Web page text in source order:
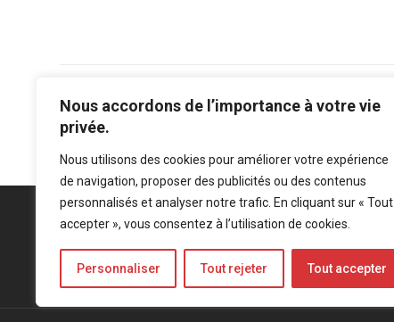
Nous accordons de l’importance à votre vie
privée.
Nous utilisons des cookies pour améliorer votre expérience
de navigation, proposer des publicités ou des contenus
personnalisés et analyser notre trafic. En cliquant sur « Tout
accepter », vous consentez à l’utilisation de cookies.
Personnaliser Tout rejeter Tout accepter
Mentions légales-Politique de confidentialité